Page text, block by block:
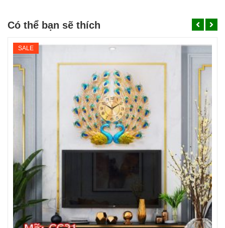
Có thể bạn sẽ thích
SALE